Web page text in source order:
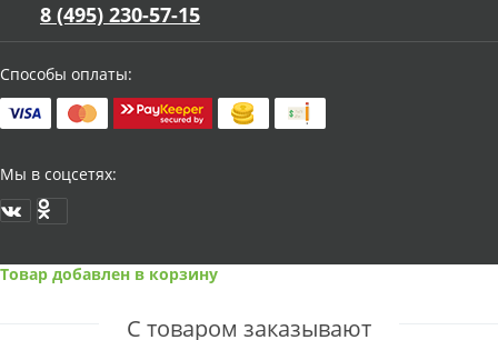
8 (495) 230-57-15
Способы оплаты:
Мы в соцсетях:
Товар добавлен в корзину
С товаром заказывают